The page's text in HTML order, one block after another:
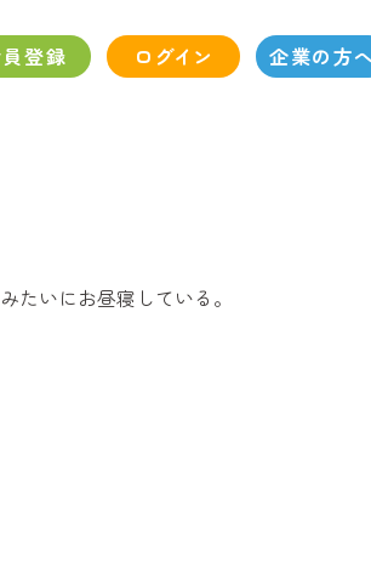
登録 ログイン 企業の方へ
たいにお昼寝している。